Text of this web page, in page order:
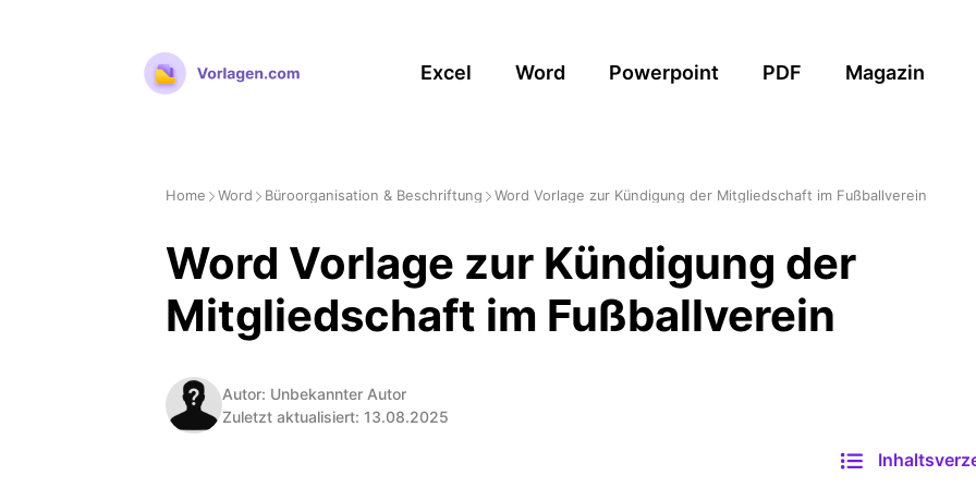
Excel Word Powerpoint PDF Magazin
Home Word Büroorganisation & Beschriftung Word Vorlage zur Kündigung der Mitgliedschaft im Fußballverein
Word Vorlage zur Kündigung der
Mitgliedschaft im Fußballverein
Autor: Unbekannter Autor
Zuletzt aktualisiert: 13.08.2025